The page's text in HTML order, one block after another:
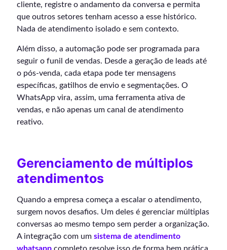
cliente, registre o andamento da conversa e permita
que outros setores tenham acesso a esse histórico.
Nada de atendimento isolado e sem contexto.
Além disso, a automação pode ser programada para
seguir o funil de vendas. Desde a geração de leads até
o pós-venda, cada etapa pode ter mensagens
específicas, gatilhos de envio e segmentações. O
WhatsApp vira, assim, uma ferramenta ativa de
vendas, e não apenas um canal de atendimento
reativo.
Gerenciamento de múltiplos
atendimentos
Quando a empresa começa a escalar o atendimento,
surgem novos desafios. Um deles é gerenciar múltiplas
conversas ao mesmo tempo sem perder a organização.
A integração com um sistema de atendimento